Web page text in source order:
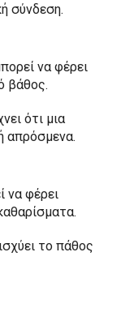
σύνδεση.
να φέρει
βάθος.
ότι μια
απρόσμενα.
να φέρει
το πάθος